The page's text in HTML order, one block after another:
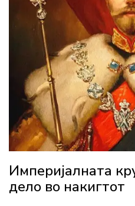
Империјалната
дело во накигтот